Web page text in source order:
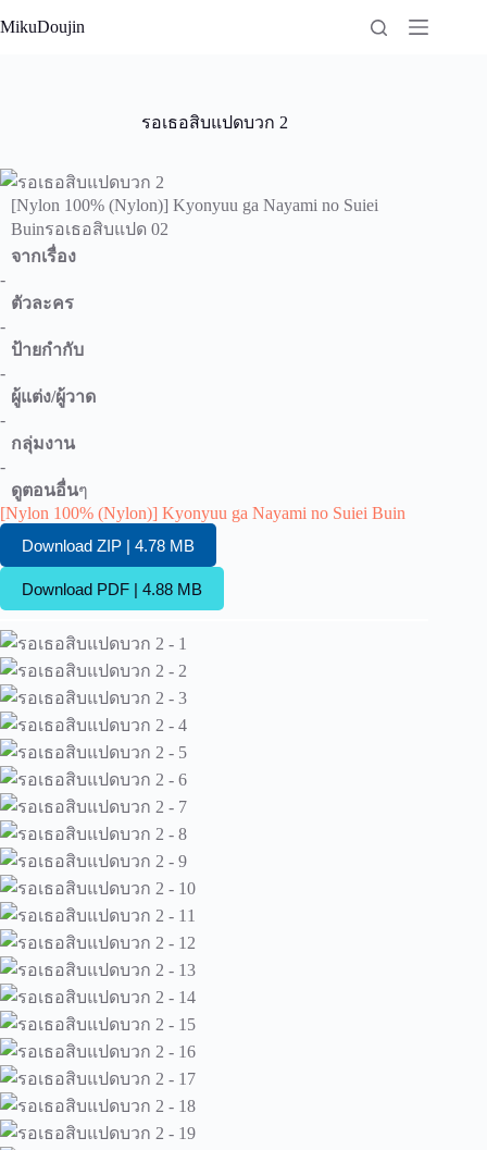
to
MikuDoujin
รอเธอสิบแปดบวก 2
[Nylon 100% (Nylon)] Kyonyuu ga Nayami no Suiei
Buinรอเธอสิบแปด 02
จากเรื่อง
-
ตัวละคร
-
ป้ายกำกับ
-
ผู้แต่ง/ผู้วาด
-
กลุ่มงาน
-
ดูตอนอื่นๆ
[Nylon 100% (Nylon)] Kyonyuu ga Nayami no Suiei Buin
Download ZIP | 4.78 MB
Download PDF | 4.88 MB